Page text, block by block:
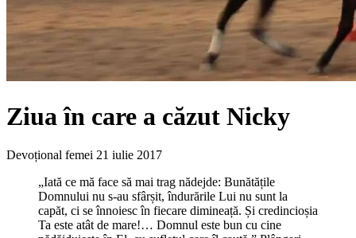
Ziua în care a căzut Nicky
Devoțional femei 21 iulie 2017
„Iată ce mă face să mai trag nădejde: Bunătățile
Domnului nu s-au sfârșit, îndurările Lui nu sunt la
capăt, ci se înnoiesc în fiecare dimineață. Și credincioșia
Ta este atât de mare!… Domnul este bun cu cine